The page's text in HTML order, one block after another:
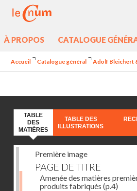
À PROPOS CATALOGUE
Accueil Catalogue général Adolf Bleichert
TABLE
DES
MATIÈRES
TABLE DES
ILLUSTRATIONS
Première image
PAGE DE TITRE
Amenée des matières
produits fabriqués (p.4)